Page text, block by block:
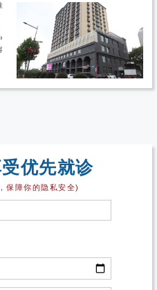
优先就诊
保障你的隐私安全)